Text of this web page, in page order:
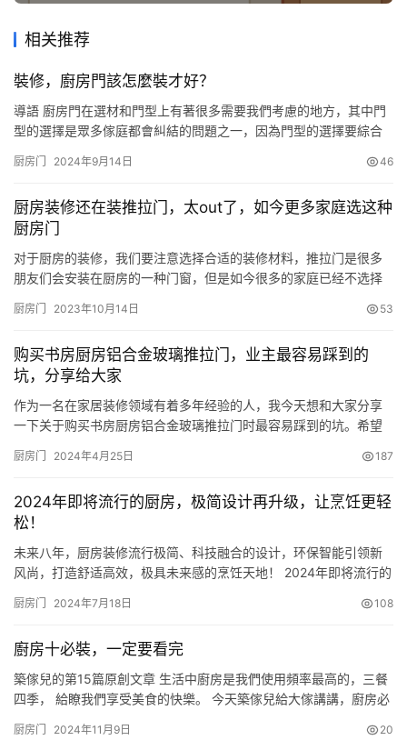
相关推荐
裝修，廚房門該怎麼裝才好？
導語 廚房門在選材和門型上有著很多需要我們考慮的地方，其中門
型的選擇是眾多傢庭都會糾結的問題之一，因為門型的選擇要綜合
方案。 那麼在這一系列考慮中，有什麼方案才是最能夠兼顧各個方
該怎麼裝才好?”這一主題進行討論，希望能夠為你提供一些參考幫…
厨房门 2024年9月14日 46
厨房装修还在装推拉门，太out了，如今更多家庭选这种
厨房门
对于厨房的装修，我们要注意选择合适的装修材料，推拉门是很多
朋友们会安装在厨房的一种门窗，但是如今很多的家庭已经不选择
厨房门。厨房装修还在装推拉门，太out了，如今更多家庭选这种厨
适？ 许多人会选择推拉式的厨房门，但我在这里建议大家千万不要
选择…
厨房门 2023年10月14日 53
购买书房厨房铝合金玻璃推拉门，业主最容易踩到的
坑，分享给大家
作为一名在家居装修领域有着多年经验的人，我今天想和大家分享
一下关于购买书房厨房铝合金玻璃推拉门时最容易踩到的坑。希望
铝合金玻璃推拉门需注意以下几点：1. 材质选择：铝合金玻璃推拉
质。优质的铝型材应具有良好的强度、硬度和耐腐蚀性，而玻璃则
应选用钢…
厨房门 2024年4月25日 187
2024年即将流行的厨房，极简设计再升级，让烹饪更轻
松！
未来八年，厨房装修流行极简、科技融合的设计，环保智能引领新
风尚，打造舒适高效，极具未来感的烹饪天地！ 2024年即将流行的
白浪费，顶部藏污纳垢难搭理，水槽区台面只有80公分，日常洗菜
重墙扩大门洞，定制对称式酒柜，美酒茶叶分类放，安装吊柜推拉…
厨房门 2024年7月18日 108
廚房十必裝，一定要看完
築傢兒的第15篇原創文章 生活中廚房是我們使用頻率最高的，三餐
四季， 給瞭我們享受美食的快樂。 今天築傢兒給大傢講講，廚房必
厨房门 2024年11月9日 20